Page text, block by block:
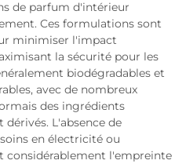
de parfum d'intérieur
Ces formulations sont
minimiser l'impact
la sécurité pour les
biodégradables et
avec de nombreux
des ingrédients
L'absence de
en électricité ou
considérablement l'empreinte